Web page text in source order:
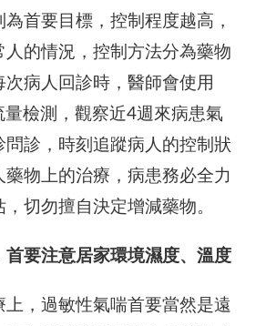
首要目標，控制程度越高，
人的情況，控制方法分為藥物
病人回診時，醫師會使用
量檢測，觀察近4週來病患氣
問診，時刻追蹤病人的控制狀
物上的治療，病患務必全力
切勿擅自決定增減藥物。
首要注意居家環境濕度、溫度
上，過敏性氣喘首要當然是遠